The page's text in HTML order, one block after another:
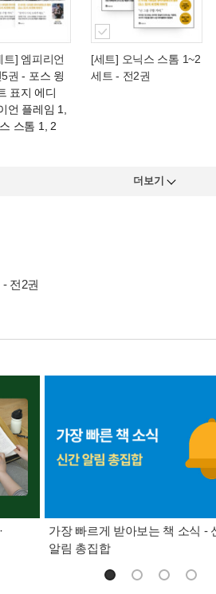
트] 엠피리언
권 - 포스 윙
표지 에디
언 플레임 1,
스톰 1, 2
[세트] 오닉스 스톰 1~2
세트 - 전2권
더보기
전2권
가장 빠르게 받아보는 책 소식 -
알림 총집합